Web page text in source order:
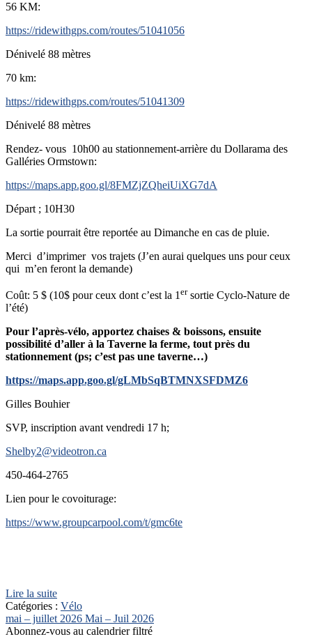
56 KM:
https://ridewithgps.com/routes/51041056
Dénivelé 88 mètres
70 km:
https://ridewithgps.com/routes/51041309
Dénivelé 88 mètres
Rendez- vous 10h00 au stationnement-arrière du Dollarama des
Galléries Ormstown:
https://maps.app.goo.gl/8FMZjZQheiUiXG7dA
Départ ; 10H30
La sortie pourrait être reportée au Dimanche en cas de pluie.
Merci d’imprimer vos trajets (J’en aurai quelques uns pour ceux
qui m’en feront la demande)
Coût: 5 $ (10$ pour ceux dont c’est la 1ersortie Cyclo-Nature de
l’été)
Pour l’après-vélo, apportez chaises & boissons, ensuite
possibilité d’aller à la Taverne la ferme, tout près du
stationnement (ps; c’est pas une taverne…)
https://maps.app.goo.gl/gLMbSqBTMNXSFDMZ6
Gilles Bouhier
SVP, inscription avant vendredi 17 h;
Shelby2@videotron.ca
450-464-2765
Lien pour le covoiturage:
https://www.groupcarpool.com/t/gmc6te
Lire la suite
Catégories : Vélo
mai – juillet 2026 Mai – Juil 2026
Abonnez-vous au calendrier filtré